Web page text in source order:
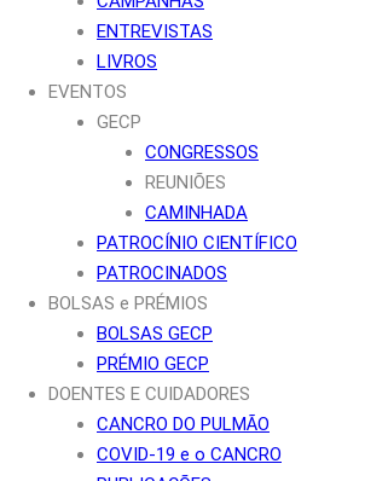
ENTREVISTAS
LIVROS
EVENTOS
GECP
CONGRESSOS
REUNIÕES
CAMINHADA
PATROCÍNIO CIENTÍFICO
PATROCINADOS
BOLSAS e PRÉMIOS
BOLSAS GECP
PRÉMIO GECP
DOENTES E CUIDADORES
CANCRO DO PULMÃO
COVID-19 e o CANCRO